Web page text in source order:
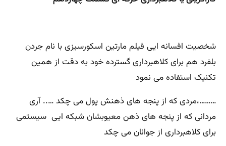
شخصیت افسانه ایی فیلم مارتین اسکورسیزی با نام جردن
بلفرد هم برای کلاهبرداری گسترده خود به دقت از همین
تکنیک استفاده می نمود
………،مردی که از پنجه های ذهنش پول می چکد ….. آری
مردانی که از پنجه های ذهن معیوبشان شبکه ایی سیستمی
برای کلاهبرداری از جوانان می چکد